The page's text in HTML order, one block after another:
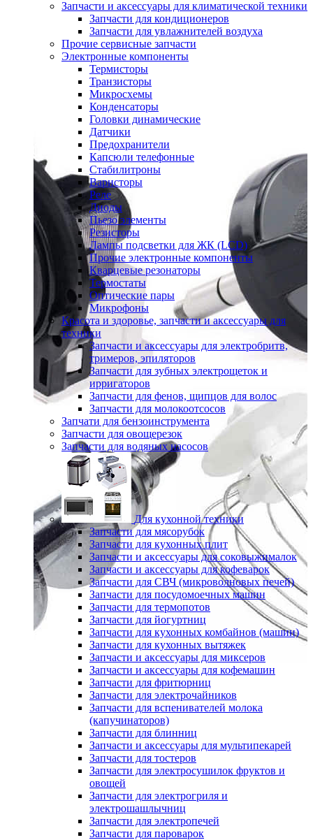
Запчасти и аксессуары для климатической техники
Запчасти для кондиционеров
Запчасти для увлажнителей воздуха
Прочие сервисные запчасти
Электронные компоненты
Термисторы
Транзисторы
Микросхемы
Конденсаторы
Головки динамические
Датчики
Предохранители
Капсюли телефонные
Стабилитроны
Варисторы
Реле
Диоды
Пьезо элементы
Резисторы
Лампы подсветки для ЖК (LCD)
Прочие электронные компоненты
Кварцевые резонаторы
Термостаты
Оптические пары
Микрофоны
Красота и здоровье, запчасти и аксессуары для
техники
Запчасти и аксессуары для электробритв,
тримеров, эпиляторов
Запчасти для зубных электрощеток и
ирригаторов
Запчасти для фенов, щипцов для волос
Запчасти для молокоотсосов
Запчати для бензоинструмента
Запчасти для овощерезок
Запчасти для водяных насосов
Для кухонной техники
Запчасти для мясорубок
Запчасти для кухонных плит
Запчасти и аксессуары для соковыжималок
Запчасти и аксессуары для кофеварок
Запчасти для СВЧ (микроволновых печей)
Запчасти для посудомоечных машин
Запчасти для термопотов
Запчасти для йогуртниц
Запчасти для кухонных комбайнов (машин)
Запчасти для кухонных вытяжек
Запчасти и аксессуары для миксеров
Запчасти и аксессуары для кофемашин
Запчасти для фритюрниц
Запчасти для электрочайников
Запчасти для вспенивателей молока
(капучинаторов)
Запчасти для блинниц
Запчасти и аксессуары для мультипекарей
Запчасти для тостеров
Запчасти для электросушилок фруктов и
овощей
Запчасти для электрогриля и
электрошашлычниц
Запчасти для электропечей
Запчасти для пароварок